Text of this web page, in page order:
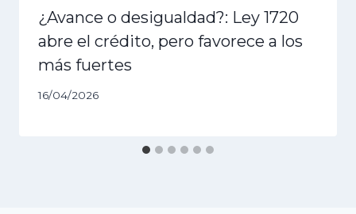
¿Avance o desigualdad?: Ley 1720
abre el crédito, pero favorece a los
más fuertes
16/04/2026